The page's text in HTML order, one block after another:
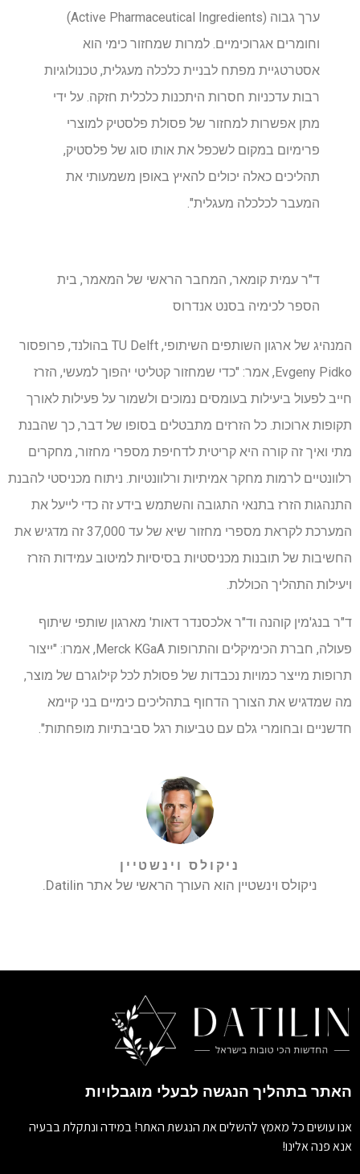
ערך גבוה (Active Pharmaceutical Ingredients)
וחומרים אגרוכימיים. למרות שמחזור כימי הוא
אסטרטגיית מפתח לבניית כלכלה מעגלית, טכנולוגיות
רבות עדכניות חסרות היתכנות כלכלית חזקה. על ידי
מתן אפשרות למחזור של פסולת פלסטיק למוצרי
פרימיום במקום לשכפל את אותו סוג של פלסטיק,
תהליכים כאלה יכולים להאיץ באופן משמעותי את
המעבר לכלכלה מעגלית".
ד"ר עמית קומאר, המחבר הראשי של המאמר, בית
הספר לכימיה בסנט אנדרוס
המנהיג של ארגון השותפים השיתופי, TU Delft בהולנד, פרופסור
Evgeny Pidko, אמר: "כדי שמחזור קטליטי יהפוך למעשי, הזרז
חייב לפעול ביעילות בעומסים נמוכים ולשמור על פעילות לאורך
תקופות ארוכות. כל הזרזים מתבטלים בסופו של דבר, כך שהבנת
מתי ואיך זה קורה היא קריטית לדחיפת מספרי מחזור, מחקרים
רלוונטיים לרמות מחקר אמיתיות ורלוונטיות. ניתוח מכניסטי להבנת
התנהגות הזרז בתנאי התגובה והשתמש בידע זה כדי לייעל את
המערכת לקראת מספרי מחזור שיא של עד 37,000 זה מדגיש את
החשיבות של תובנות מכניסטיות בסיסיות למיטוב עמידות הזרז
ויעילות התהליך הכוללת.
ד"ר בנג'מין קוהנה וד"ר אלכסנדר דאות' מארגון שותפי שיתוף
פעולה, חברת הכימיקלים והתרופות Merck KGaA, אמרו: "ייצור
תרופות מייצר כמויות נכבדות של פסולת לכל קילוגרם של מוצר,
מה שמדגיש את הצורך הדחוף בתהליכים כימיים בני קיימא
חדשניים ובחומרי גלם עם טביעות רגל סביבתיות מופחתות".
ניקולס וינשטיין
ניקולס וינשטיין הוא העורך הראשי של אתר Datilin.
האתר בתהליך הנגשה לבעלי מוגבלויות
אנו עושים כל מאמץ להשלים את הנגשת האתר! במידה ונתקלת בבעיה
אנא פנה אלינו!